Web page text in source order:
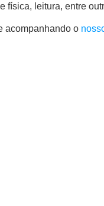
física, leitura, entre
acompanhando o